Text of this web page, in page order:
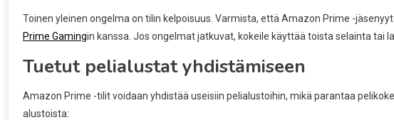
Toinen yleinen ongelma on tilin kelpoisuus. Varmista, että Amazon Prime -
Prime Gamingin kanssa. Jos ongelmat jatkuvat, kokeile käyttää toista selainta tai
Tuetut pelialustat yhdistämiseen
Amazon Prime -tilit voidaan yhdistää useisiin pelialustoihin, mikä parantaa
alustoista: